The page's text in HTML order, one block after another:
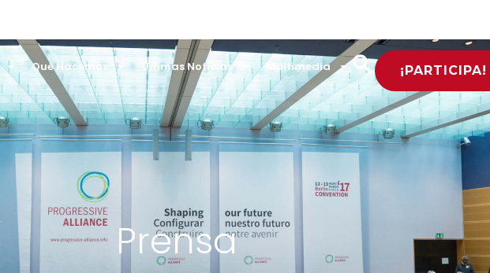
Qué Hacemos Últimas Noticias Multimedia ¡PARTICIPA!
Prensa